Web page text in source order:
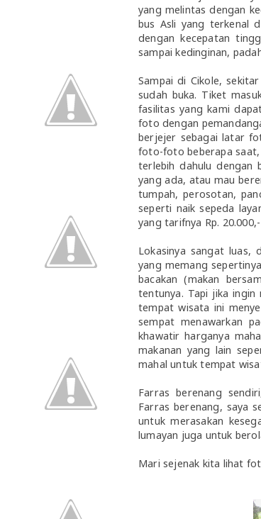
yang melintas dengan
bus Asli yang terkenal
dengan kecepatan
sampai kedinginan,
Sampai di Cikole,
sudah buka. Tiket
fasilitas yang kami
foto dengan
berjejer sebagai latar
foto-foto beberapa saat,
terlebih dahulu dengan
yang ada, atau mau
tumpah, perosotan,
seperti naik sepeda
yang tarifnya Rp.
Lokasinya sangat luas,
yang memang
bacakan (makan
tentunya. Tapi jika ingin
tempat wisata ini
sempat menawarkan
khawatir harganya
makanan yang lain
mahal untuk tempat
Farras berenang
Farras berenang, saya
untuk merasakan
lumayan juga untuk
Mari sejenak kita lihat